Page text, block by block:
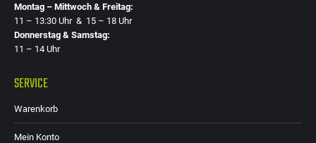
Montag – Mittwoch & Freitag:
11 – 13:30 Uhr & 15 – 18 Uhr
Donnerstag & Samstag:
11 – 14 Uhr
SERVICE
Warenkorb
Mein Konto